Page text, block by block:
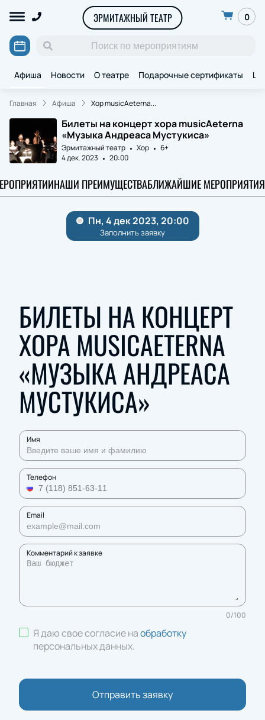
ЭРМИТАЖНЫЙ ТЕАТР 0
Афиша Новости О театре Подарочные сертификаты
Главная Афиша Хор musicAeterna...
Билеты на концерт хора musicAeterna
«Музыка Андреаса Мустукиса»
Эрмитажный театр Хор
6+
4 дек. 2023
20:00
НАШИ ПРЕИМУЩЕСТВАБЛИЖАЙШИЕ МЕРОПРИЯТИЯ
БИЛЕТЫ НА КОНЦЕРТ
ХОРА MUSICAETERNA
«МУЗЫКА АНДРЕАСА
МУСТУКИСА»
Имя
Телефон
Email
Комментарий к заявке
0/100
Я даю свое согласие наобработку
персональных данных.
Отправить заявку